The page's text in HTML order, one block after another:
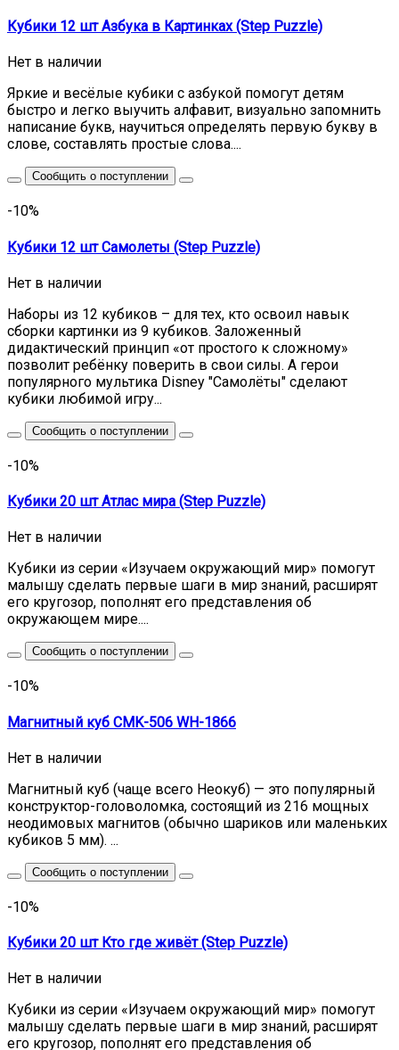
Кубики 12 шт Азбука в Картинках (Step Puzzle)
Нет в наличии
Яркие и весёлые кубики с азбукой помогут детям
быстро и легко выучить алфавит, визуально запомнить
написание букв, научиться определять первую букву в
слове, составлять простые слова....
Сообщить о поступлении
-10%
Кубики 12 шт Самолеты (Step Puzzle)
Нет в наличии
Наборы из 12 кубиков – для тех, кто освоил навык
сборки картинки из 9 кубиков. Заложенный
дидактический принцип «от простого к сложному»
позволит ребёнку поверить в свои силы. А герои
популярного мультика Disney "Самолёты" сделают
кубики любимой игру...
Сообщить о поступлении
-10%
Кубики 20 шт Атлас мира (Step Puzzle)
Нет в наличии
Кубики из серии «Изучаем окружающий мир» помогут
малышу сделать первые шаги в мир знаний, расширят
его кругозор, пополнят его представления об
окружающем мире....
Сообщить о поступлении
-10%
Магнитный куб CMK-506 WH-1866
Нет в наличии
Магнитный куб (чаще всего Неокуб) — это популярный
конструктор-головоломка, состоящий из 216 мощных
неодимовых магнитов (обычно шариков или маленьких
кубиков 5 мм). ...
Сообщить о поступлении
-10%
Кубики 20 шт Кто где живёт (Step Puzzle)
Нет в наличии
Кубики из серии «Изучаем окружающий мир» помогут
малышу сделать первые шаги в мир знаний, расширят
его кругозор, пополнят его представления об